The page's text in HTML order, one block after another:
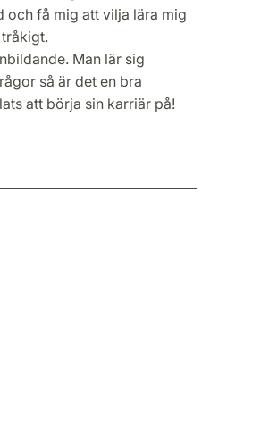
och få mig att vilja lära mig
Man lär sig
så är det en bra
att börja sin karriär på!